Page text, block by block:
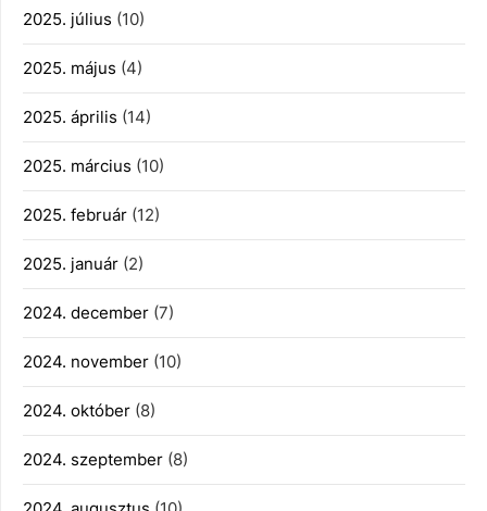
2025. július (10)
2025. május (4)
2025. április (14)
2025. március (10)
2025. február (12)
2025. január (2)
2024. december (7)
2024. november (10)
2024. október (8)
2024. szeptember (8)